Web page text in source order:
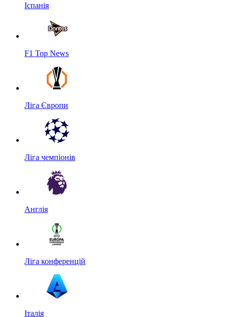
Іспанія
F1 Top News
Ліга Європи
Ліга чемпіонів
Англія
Ліга конференцій
Італія